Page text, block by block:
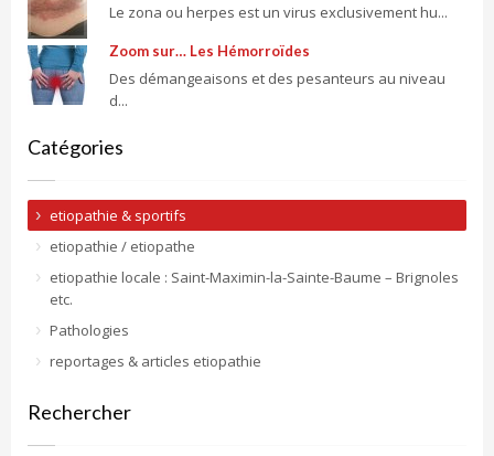
Le zona ou herpes est un virus exclusivement hu...
Zoom sur… Les Hémorroïdes
Des démangeaisons et des pesanteurs au niveau
d...
Catégories
etiopathie & sportifs
etiopathie / etiopathe
etiopathie locale : Saint-Maximin-la-Sainte-Baume – Brignoles
etc.
Pathologies
reportages & articles etiopathie
Rechercher